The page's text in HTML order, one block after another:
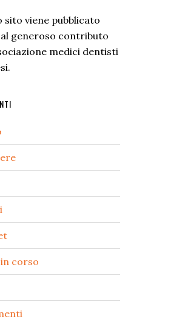
sito viene pubblicato
generoso contributo
medici dentisti
corso